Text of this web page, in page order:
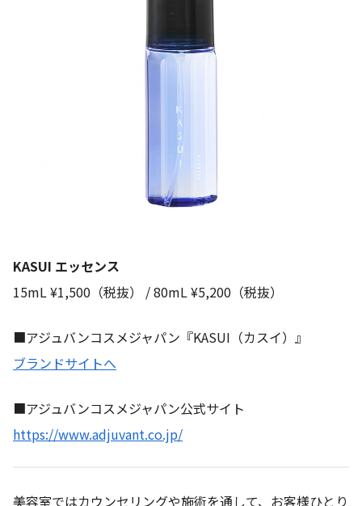
KASUI エッセンス
15mL ¥1,500（税抜） / 80mL ¥5,200（税抜）
■アジュバンコスメジャパン『KASUI（カスイ）』
ブランドサイトへ
■アジュバンコスメジャパン公式サイト
https://www.adjuvant.co.jp/
美容室ではカウンセリングや施術を通して、お客様ひとり